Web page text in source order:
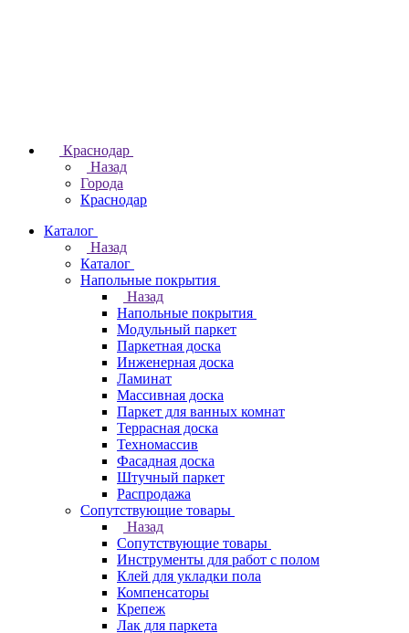
Краснодар
Назад
Города
Краснодар
Каталог
Назад
Каталог
Напольные покрытия
Назад
Напольные покрытия
Модульный паркет
Паркетная доска
Инженерная доска
Ламинат
Массивная доска
Паркет для ванных комнат
Террасная доска
Техномассив
Фасадная доска
Штучный паркет
Распродажа
Сопутствующие товары
Назад
Сопутствующие товары
Инструменты для работ с полом
Клей для укладки пола
Компенсаторы
Крепеж
Лак для паркета